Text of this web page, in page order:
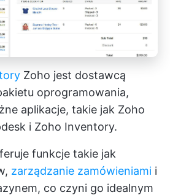
Zoho jest dostawcą
oprogramowania,
aplikacje, takie jak Zoho
i Zoho Inventory.
funkcje takie jak
zarządzanie zamówieniami i
co czyni go idealnym